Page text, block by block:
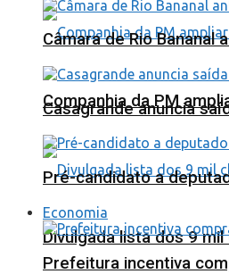
Companhia da PM
Divulgada lista dos 9
Câmara de Rio
Casagrande anuncia
Pré-candidato a
Economia
Prefeitura incentiva